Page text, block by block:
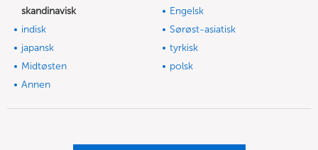
skandinavisk
Engelsk
indisk
Sørøst-asiatisk
japansk
tyrkisk
Midtøsten
polsk
Annen